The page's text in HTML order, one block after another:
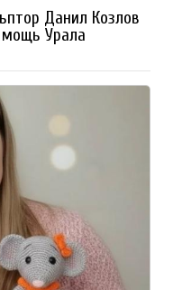
Данил Козлов
Урала